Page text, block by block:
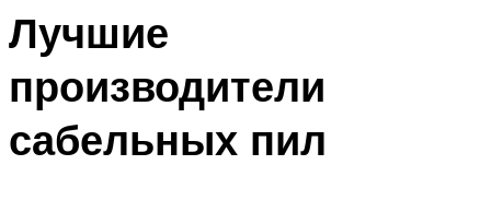
Лучшие
производители
сабельных пил